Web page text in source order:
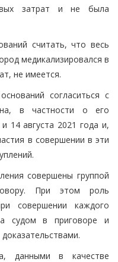
затрат и не была
считать, что весь
медикализировался в
не имеется.
согласиться с
в частности о его
14 августа 2021 года и,
в совершении в эти
совершены группой
При этом роль
совершении каждого
судом в приговоре и
данными в качестве